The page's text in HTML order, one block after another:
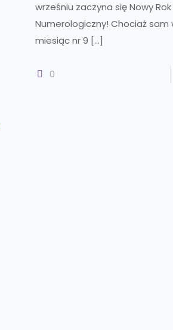
wrześniu zaczyna się Nowy Rok
Numerologiczny! Chociaż sam
miesiąc nr 9 […]
0